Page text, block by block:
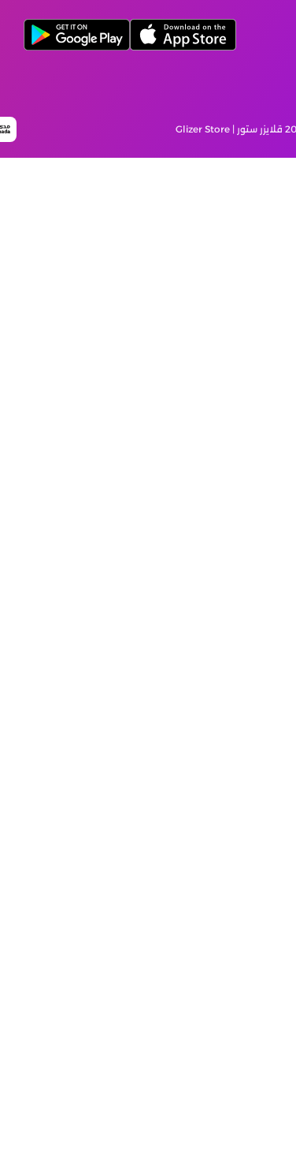
قلايزر ستور | Glizer Store